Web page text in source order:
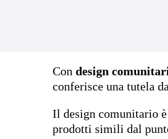
Con design
conferisce una tutela
Il design comunitario è
prodotti simili dal